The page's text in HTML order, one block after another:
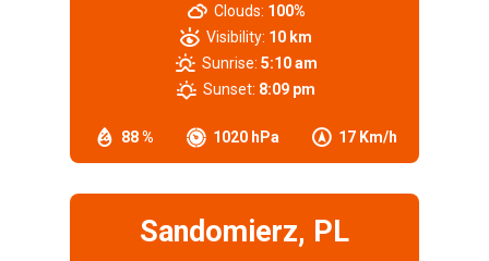
88 % 1020 hPa 17 Km/h
Clouds: 100%
Visibility: 10 km
Sunrise: 5:10 am
Sunset: 8:09 pm
Sandomierz, PL